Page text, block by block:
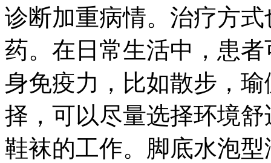
诊断加重病情。治疗方
药。在日常生活中，患
身免疫力，比如散步，
择，可以尽量选择环境
鞋袜的工作。脚底水泡